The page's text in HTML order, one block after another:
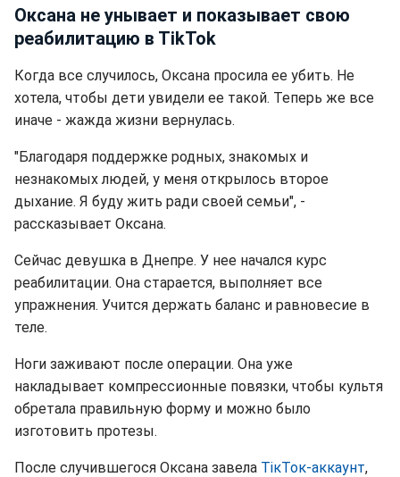
Оксана не унывает и показывает свою
реабилитацию в ТikTok
Когда все случилось, Оксана просила ее убить. Не
хотела, чтобы дети увидели ее такой. Теперь же все
иначе - жажда жизни вернулась.
"Благодаря поддержке родных, знакомых и
незнакомых людей, у меня открылось второе
дыхание. Я буду жить ради своей семьи", -
рассказывает Оксана.
Сейчас девушка в Днепре. У нее начался курс
реабилитации. Она старается, выполняет все
упражнения. Учится держать баланс и равновесие в
теле.
Ноги заживают после операции. Она уже
накладывает компрессионные повязки, чтобы культя
обретала правильную форму и можно было
изготовить протезы.
После случившегося Оксана завела ТiкТок-аккаунт,